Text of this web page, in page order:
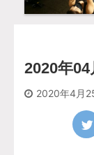
2020年
2020年4月